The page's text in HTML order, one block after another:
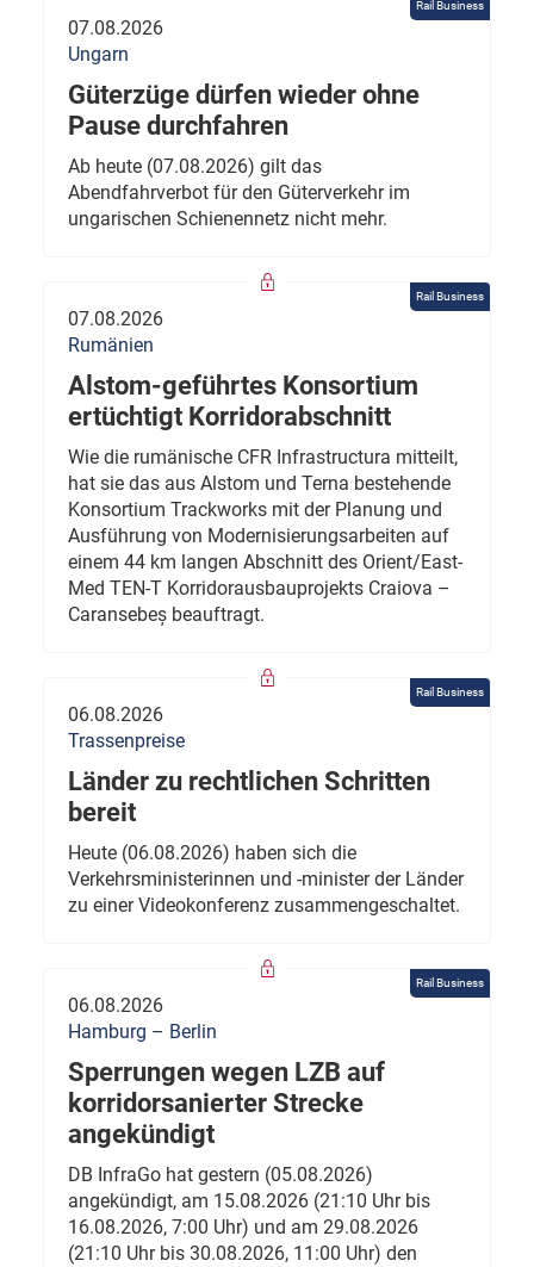
Rail Business
07.08.2026
Ungarn
Güterzüge dürfen wieder ohne
Pause durchfahren
Ab heute (07.08.2026) gilt das
Abendfahrverbot für den Güterverkehr im
ungarischen Schienennetz nicht mehr.
Rail Business
07.08.2026
Rumänien
Alstom-geführtes Konsortium
ertüchtigt Korridorabschnitt
Wie die rumänische CFR Infrastructura mitteilt,
hat sie das aus Alstom und Terna bestehende
Konsortium Trackworks mit der Planung und
Ausführung von Modernisierungsarbeiten auf
einem 44 km langen Abschnitt des Orient/East-
Med TEN-T Korridorausbauprojekts Craiova –
Caransebeș beauftragt.
Rail Business
06.08.2026
Trassenpreise
Länder zu rechtlichen Schritten
bereit
Heute (06.08.2026) haben sich die
Verkehrsministerinnen und -minister der Länder
zu einer Videokonferenz zusammengeschaltet.
Rail Business
06.08.2026
Hamburg – Berlin
Sperrungen wegen LZB auf
korridorsanierter Strecke
angekündigt
DB InfraGo hat gestern (05.08.2026)
angekündigt, am 15.08.2026 (21:10 Uhr bis
16.08.2026, 7:00 Uhr) und am 29.08.2026
(21:10 Uhr bis 30.08.2026, 11:00 Uhr) den